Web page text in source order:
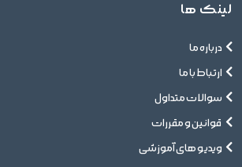
لینک ها
درباره ما
ارتباط با ما
سوالات متداول
قوانین و مقررات
ویدیو های آموزشی